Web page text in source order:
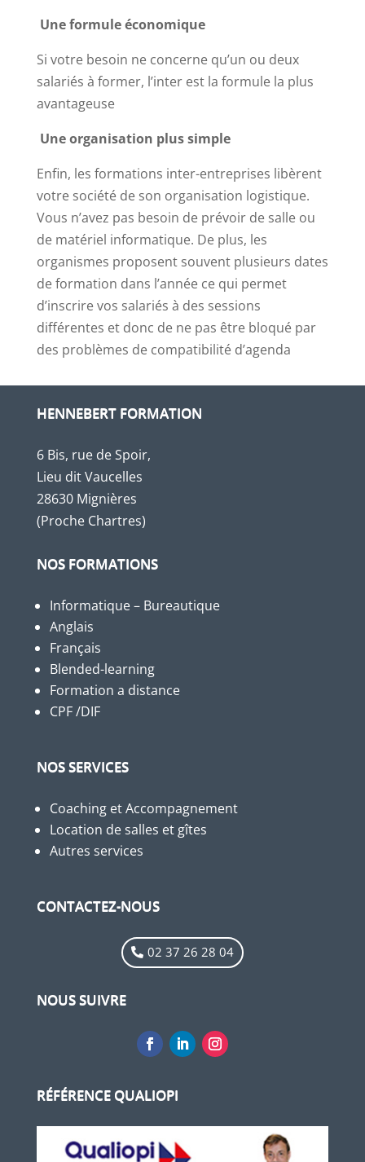
Une formule économique
Si votre besoin ne concerne qu’un ou deux
salariés à former, l’inter est la formule la plus
avantageuse
Une organisation plus simple
Enfin, les formations inter-entreprises libèrent
votre société de son organisation logistique.
Vous n’avez pas besoin de prévoir de salle ou
de matériel informatique. De plus, les
organismes proposent souvent plusieurs dates
de formation dans l’année ce qui permet
d’inscrire vos salariés à des sessions
différentes et donc de ne pas être bloqué par
des problèmes de compatibilité d’agenda
HENNEBERT FORMATION
6 Bis, rue de Spoir,
Lieu dit Vaucelles
28630 Mignières
(Proche Chartres)
NOS FORMATIONS
Informatique – Bureautique
Anglais
Français
Blended-learning
Formation a distance
CPF /DIF
NOS SERVICES
Coaching et Accompagnement
Location de salles et gîtes
Autres services
CONTACTEZ-NOUS
02 37 26 28 04
NOUS SUIVRE
RÉFÉRENCE QUALIOPI